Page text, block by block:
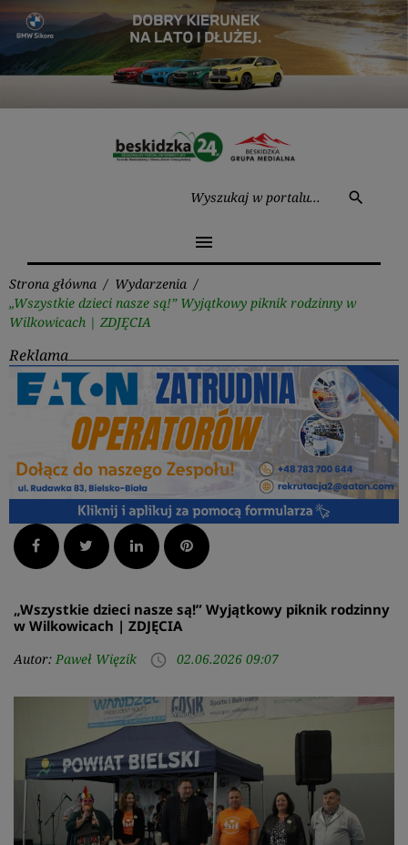
Przejdź
treści
search
menu
Strona główna / Wydarzenia /
​„Wszystkie dzieci nasze są!” Wyjątkowy piknik rodzinny w
Wilkowicach | ZDJĘCIA
Reklama
Facebook Twitter LinkedInPinterest
​„Wszystkie dzieci nasze są!” Wyjątkowy piknik rodzinny
w Wilkowicach | ZDJĘCIA
Autor: Paweł Więzik access_time 02.06.2026 09:07